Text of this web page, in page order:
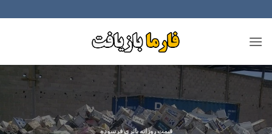
to
content
قیمت روزانه باتری فرسوده